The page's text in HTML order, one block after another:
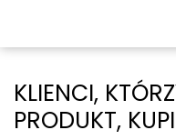
KLIENCI,
PRODUKT,